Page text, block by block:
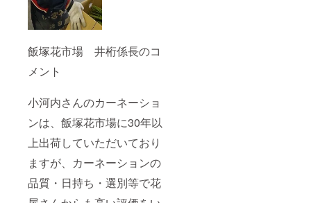
飯塚花市場 井桁係長のコ
メント
小河内さんのカーネーショ
ンは、飯塚花市場に30年以
上出荷していただいており
ますが、カーネーションの
品質・日持ち・選別等で花